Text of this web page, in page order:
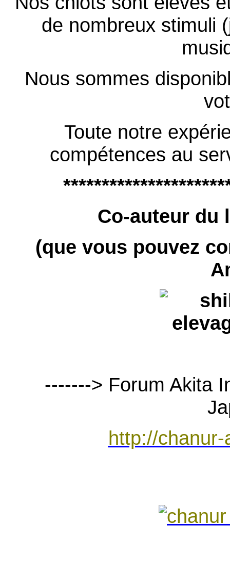
de nombreux stimuli
Nous sommes
Toute notre
compétences au
Co-auteur du
(que vous pouvez
-------> Forum Akita
http://